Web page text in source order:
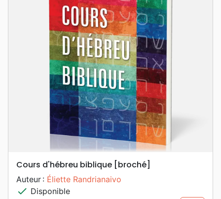
Cours d'hébreu biblique [broché]
Auteur : Éliette Randrianaivo
check Disponible